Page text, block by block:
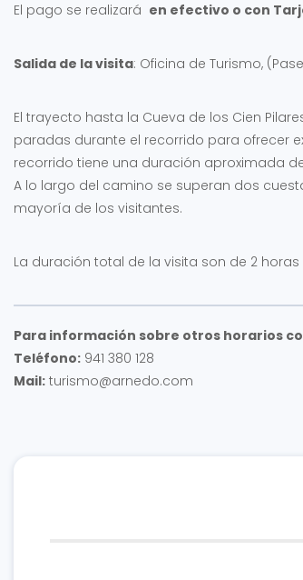
El pago se realizará en efectivo o con
Salida de la visita: Oficina de Turismo,
El trayecto hasta la Cueva de los Cien
paradas durante el recorrido para ofrecer
recorrido tiene una duración aproximada
A lo largo del camino se superan dos
mayoría de los visitantes.
La duración total de la visita son de 2
Para información sobre otros horarios
Teléfono: 941 380 128
Mail: turismo@arnedo.com